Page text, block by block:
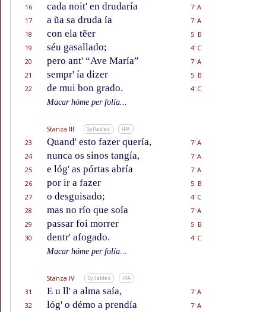
16
cada noit' en drudaría
7' A
17
a ũa sa druda ía
7' A
18
con ela tẽer
5 B
19
séu gasallado;
4' C
20
pero ant' “Ave María”
7' A
21
sempr' ía dizer
5 B
22
de mui bon grado.
4' C
Macar hóme per folía...
Stanza III Syllables IPA
23 Quand' esto fazer quería,
7' A
24
nunca os sinos tangía,
7' A
25
e lóg' as pórtas abría
7' A
26
por ir a fazer
5 B
27
o desguisado;
4' C
28
mas no río que soía
7' A
29
passar foi morrer
5 B
30
dentr' afogado.
4' C
Macar hóme per folía...
Stanza IV Syllables IPA
31 E u ll' a alma saía,
7' A
32
lóg' o démo a prendía
7' A